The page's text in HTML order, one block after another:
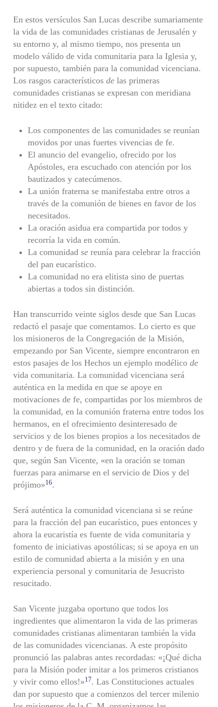
En estos versículos San Lucas describe sumariamente
la vida de las comunidades cristianas de Jerusalén y
su entorno y, al mismo tiempo, nos presenta un
modelo válido de vida comunitaria para la Iglesia y,
por supuesto, también para la comunidad vicenciana.
Los rasgos característicos de las primeras
comunidades cristianas se expresan con meridiana
nitidez en el texto citado:
Los componentes de las comunidades se reunían
movidos por unas fuertes vivencias de fe.
El anuncio del evangelio, ofrecido por los
Apóstoles, era escuchado con atención por los
bautizados y catecúmenos.
La unión fraterna se manifestaba entre otros a
través de la comunión de bienes en favor de los
necesitados.
La oración asidua era compartida por todos y
recorría la vida en común.
La comunidad se reunía para celebrar la fracción
del pan eucarístico.
La comunidad no era elitista sino de puertas
abiertas a todos sin distinción.
Han transcurrido veinte siglos desde que San Lucas
redactó el pasaje que comentamos. Lo cierto es que
los misioneros de la Congregación de la Misión,
empezando por San Vicente, siempre encontraron en
estos pasajes de los Hechos un ejemplo modélico de
vida comunitaria. La comunidad vicenciana será
auténtica en la medida en que se apoye en
motivaciones de fe, compartidas por los miembros de
la comunidad, en la comunión fraterna entre todos los
hermanos, en el ofrecimiento desinteresado de
servicios y de los bienes propios a los necesitados de
dentro y de fuera de la comunidad, en la oración dado
que, según San Vicente, «en la oración se toman
fuerzas para animarse en el servicio de Dios y del
prójimo»16.
Será auténtica la comunidad vicenciana si se reúne
para la fracción del pan eucarístico, pues entonces y
ahora la eucaristía es fuente de vida comunitaria y
fomento de iniciativas apostólicas; si se apoya en un
estilo de comunidad abierta a la misión y en una
experiencia personal y comunitaria de Jesucristo
resucitado.
San Vicente juzgaba oportuno que todos los
ingredientes que alimentaron la vida de las primeras
comunidades cristianas alimentaran también la vida
de las comunidades vicencianas. A este propósito
pronunció las palabras antes recordadas: «¡Qué dicha
para la Misión poder imitar a los primeros cristianos
y vivir como ellos!»17. Las Constituciones actuales
dan por supuesto que a comienzos del tercer milenio